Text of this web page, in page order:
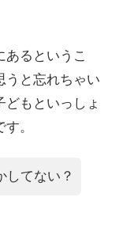
るというこ
うと忘れちゃい
どもといっしょ
。
してない？